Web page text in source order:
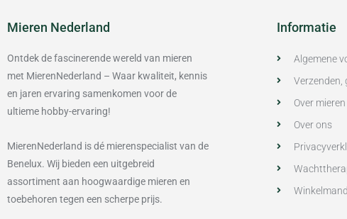
Mieren Nederland
Ontdek de fascinerende wereld van mieren
met MierenNederland – Waar kwaliteit, kennis
en jaren ervaring samenkomen voor de
ultieme hobby-ervaring!
MierenNederland is dé mierenspecialist van de
Benelux. Wij bieden een uitgebreid
assortiment aan hoogwaardige mieren en
toebehoren tegen een scherpe prijs.
Informatie
Algemene
Verzenden,
Over mieren
Over ons
Winkelmand